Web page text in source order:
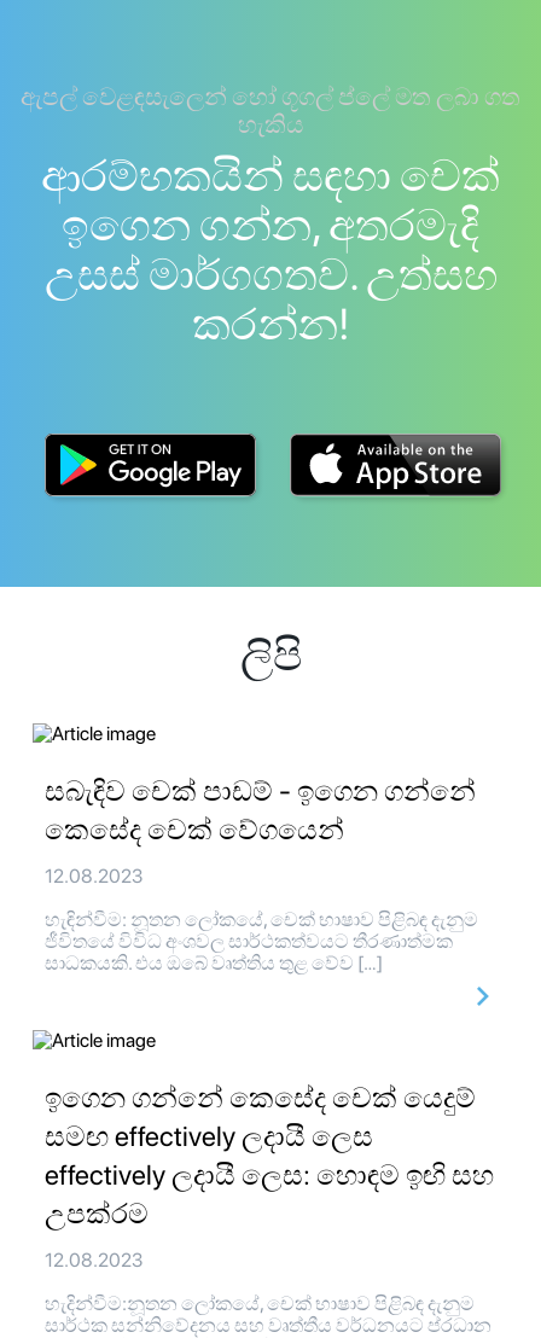
ඇපල් වෙළඳසැලෙන් හෝ ගූගල් ප්ලේ මත ලබා ගත
හැකිය
ආරම්භකයින් සඳහා චෙක්
ඉගෙන ගන්න, අතරමැදි
උසස් මාර්ගගතව. උත්සහ
කරන්න!
ලිපි
සබැඳිව චෙක් පාඩම් - ඉගෙන ගන්නේ
කෙසේද චෙක් වේගයෙන්
12.08.2023
හැඳින්වීම: නූතන ලෝකයේ, චෙක් භාෂාව පිළිබඳ දැනුම
ජීවිතයේ විවිධ අංශවල සාර්ථකත්වයට තීරණාත්මක
සාධකයකි. එය ඔබේ වෘත්තිය තුළ වේව […]
ඉගෙන ගන්නේ කෙසේද චෙක් යෙදුම්
සමඟ effectively ලදායී ලෙස
effectively ලදායී ලෙස: හොඳම ඉඟි සහ
උපක්රම
12.08.2023
හැදින්වීම:නූතන ලෝකයේ, චෙක් භාෂාව පිළිබඳ දැනුම
සාර්ථක සන්නිවේදනය සහ වෘත්තීය වර්ධනයට ප්රධාන